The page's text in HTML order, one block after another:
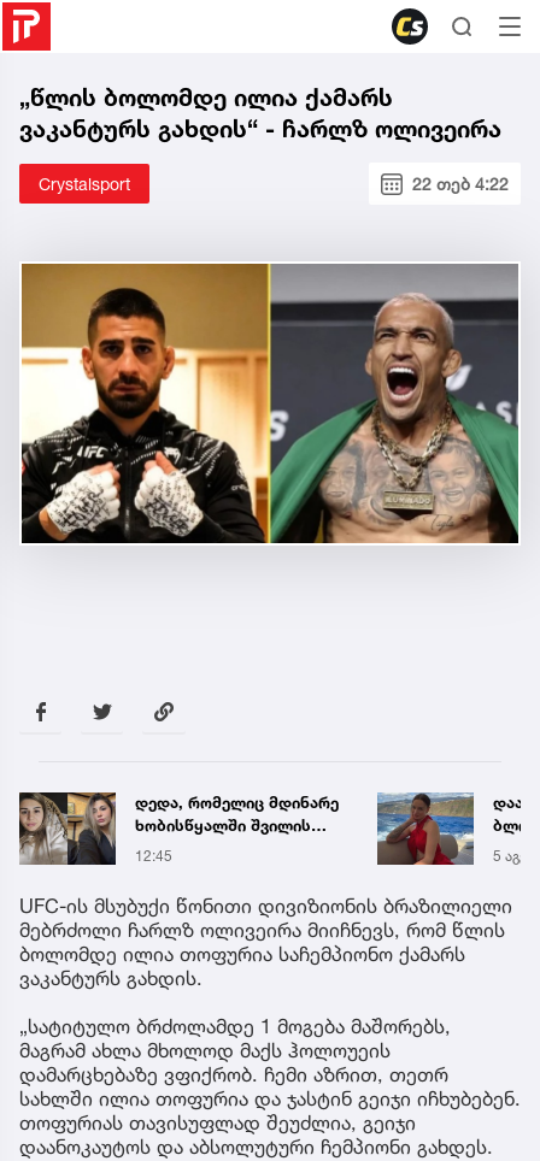
„წლის ბოლომდე ილია ქამარს
ვაკანტურს გახდის“ - ჩარლზ ოლივეირა
Crystalsport 22 თებ 4:22
დააკავეს ცნობილი
ბლოგერი, რომელმაც
ონლაინ პროსტიტუციით,
მილიონ დოლარზე მეტი
გამოიმუშავა
5 აგვ 12:53
ნია
12:56
UFC-ის მსუბუქი წონითი დივიზიონის ბრაზილიელი
მებრძოლი ჩარლზ ოლივეირა მიიჩნევს, რომ წლის
ბოლომდე ილია თოფურია საჩემპიონო ქამარს
ვაკანტურს გახდის.
„სატიტულო ბრძოლამდე 1 მოგება მაშორებს,
მაგრამ ახლა მხოლოდ მაქს ჰოლოუეის
დამარცხებაზე ვფიქრობ. ჩემი აზრით, თეთრ
სახლში ილია თოფურია და ჯასტინ გეიჯი იჩხუბებენ.
თოფურიას თავისუფლად შეუძლია, გეიჯი
დაანოკაუტოს და აბსოლუტური ჩემპიონი გახდეს.